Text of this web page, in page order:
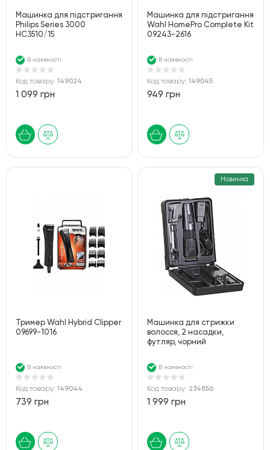
Машинка для підстригання
Philips Series 3000
HC3510/15
В наявності
Код товару: 149024
1 099 грн
Машинка для підстригання
Wahl HomePro Complete Kit
09243-2616
В наявності
Код товару:149045
949 грн
Тример Wahl Hybrid Clipper
09699-1016
В наявності
Код товару: 149044
739 грн
Новинка
Машинка для стрижки
волосся, 2 насадки,
футляр, чорний
В наявності
Код товару: 234856
1 999 грн